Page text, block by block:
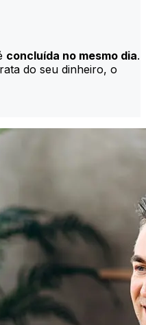
concluída no mesmo dia.
do seu dinheiro, o